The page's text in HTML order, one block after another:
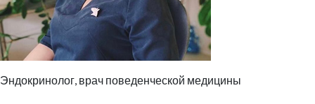
Эндокринолог, врач поведенческой медицины